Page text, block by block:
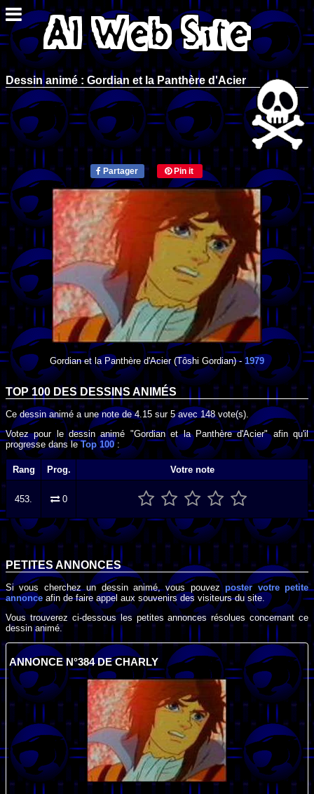
Dessin animé : Gordian et la Panthère d'Acier
Partager Pin it
Gordian et la Panthère d'Acier(Tôshi Gordian) -1979
TOP 100 DES DESSINS ANIMÉS
Ce dessin animé a une note de4.15 sur 5avec 148vote(s).
Votez pour le dessin animé "Gordian et la Panthère d'Acier" afin qu'il
progresse dans leTop 100:
Rang Prog. Votre note
453. 0
PETITES ANNONCES
Si vous cherchez un dessin animé, vous pouvezposter votre petite
annonce afin de faire appel aux souvenirs des visiteurs du site.
Vous trouverez ci-dessous les petites annonces résolues concernant ce
dessin animé.
ANNONCE N°384 DE CHARLY